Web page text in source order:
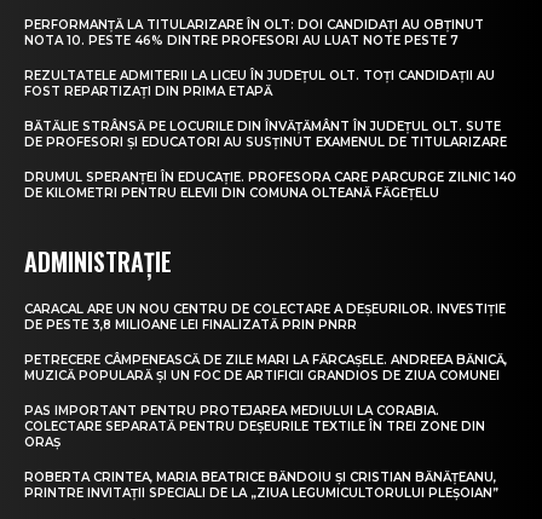
PERFORMANȚĂ LA TITULARIZARE ÎN OLT: DOI CANDIDAȚI AU OBȚINUT
NOTA 10. PESTE 46% DINTRE PROFESORI AU LUAT NOTE PESTE 7
REZULTATELE ADMITERII LA LICEU ÎN JUDEȚUL OLT. TOȚI CANDIDAȚII AU
FOST REPARTIZAȚI DIN PRIMA ETAPĂ
BĂTĂLIE STRÂNSĂ PE LOCURILE DIN ÎNVĂȚĂMÂNT ÎN JUDEȚUL OLT. SUTE
DE PROFESORI ȘI EDUCATORI AU SUSȚINUT EXAMENUL DE TITULARIZARE
DRUMUL SPERANȚEI ÎN EDUCAȚIE. PROFESORA CARE PARCURGE ZILNIC 140
DE KILOMETRI PENTRU ELEVII DIN COMUNA OLTEANĂ FĂGEȚELU
ADMINISTRAȚIE
CARACAL ARE UN NOU CENTRU DE COLECTARE A DEȘEURILOR. INVESTIȚIE
DE PESTE 3,8 MILIOANE LEI FINALIZATĂ PRIN PNRR
PETRECERE CÂMPENEASCĂ DE ZILE MARI LA FĂRCAȘELE. ANDREEA BĂNICĂ,
MUZICĂ POPULARĂ ȘI UN FOC DE ARTIFICII GRANDIOS DE ZIUA COMUNEI
PAS IMPORTANT PENTRU PROTEJAREA MEDIULUI LA CORABIA.
COLECTARE SEPARATĂ PENTRU DEȘEURILE TEXTILE ÎN TREI ZONE DIN
ORAȘ
ROBERTA CRINTEA, MARIA BEATRICE BĂNDOIU ȘI CRISTIAN BĂNĂȚEANU,
PRINTRE INVITAȚII SPECIALI DE LA „ZIUA LEGUMICULTORULUI PLEȘOIAN”